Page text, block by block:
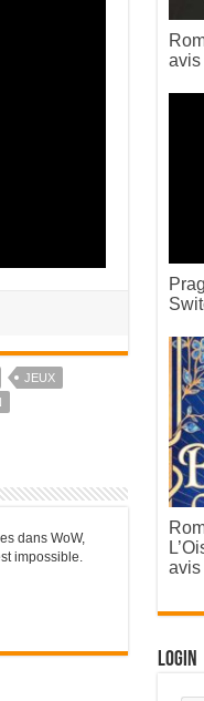
JEUX
dans WoW,
impossible.
avis
avis
Login